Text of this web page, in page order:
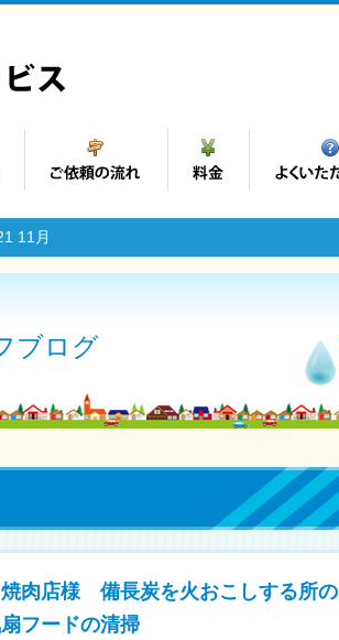
11月
ブログ
肉店様 備長炭を火おこしする所の
フードの清掃